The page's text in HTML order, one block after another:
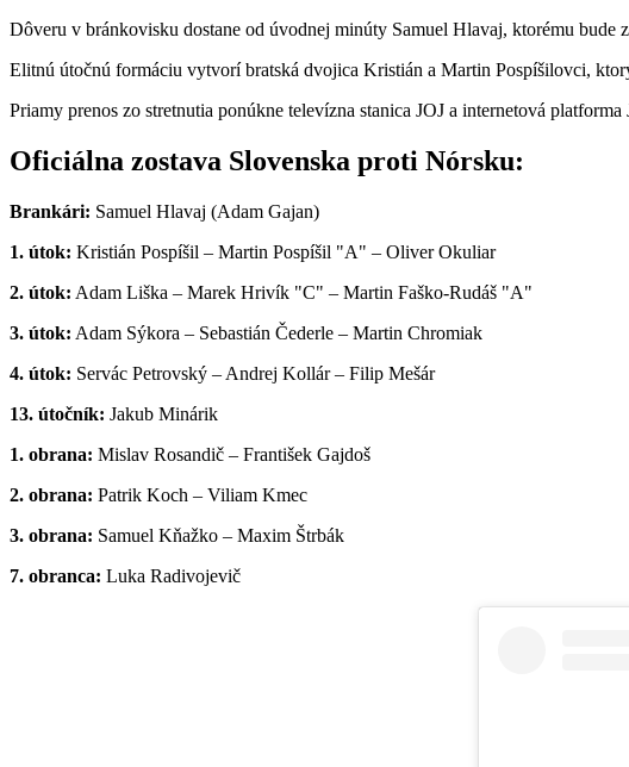
Dôveru v bránkovisku dostane od úvodnej minúty Samuel Hlavaj, ktorému bude
Elitnú útočnú formáciu vytvorí bratská dvojica Kristián a Martin Pospíšilovci,
Priamy prenos zo stretnutia ponúkne televízna stanica JOJ a internetová platforma
Oficiálna zostava Slovenska proti Nórsku:
Brankári: Samuel Hlavaj (Adam Gajan)
1. útok: Kristián Pospíšil – Martin Pospíšil "A" – Oliver Okuliar
2. útok: Adam Liška – Marek Hrivík "C" – Martin Faško-Rudáš "A"
3. útok: Adam Sýkora – Sebastián Čederle – Martin Chromiak
4. útok: Servác Petrovský – Andrej Kollár – Filip Mešár
13. útočník: Jakub Minárik
1. obrana: Mislav Rosandič – František Gajdoš
2. obrana: Patrik Koch – Viliam Kmec
3. obrana: Samuel Kňažko – Maxim Štrbák
7. obranca: Luka Radivojevič